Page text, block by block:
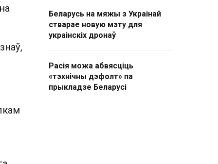
Беларусь на мяжы з Украінай
стварае новую мэту для
украінскіх дронаў
Расія можа абвясціць
«тэхнічны дэфолт» па
прыкладзе Беларусі